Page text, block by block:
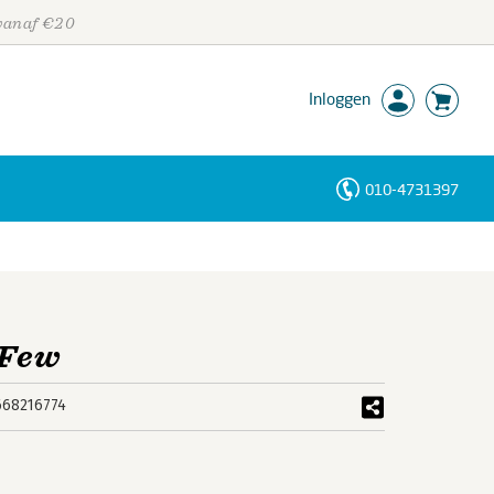
€20
Inloggen
010-4731397
Personen